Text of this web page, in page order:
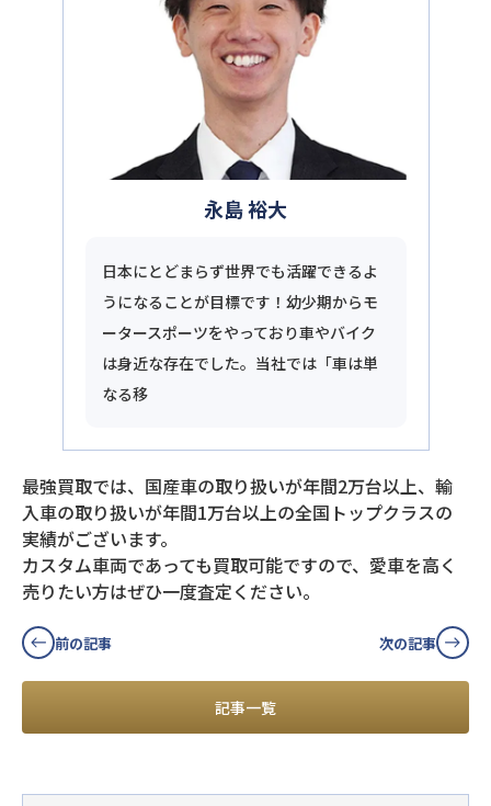
永島 裕大
日本にとどまらず世界でも活躍できるよ
うになることが目標です！幼少期からモ
ータースポーツをやっており車やバイク
は身近な存在でした。当社では「車は単
なる移
最強買取では、国産車の取り扱いが年間2万台以上、輸
入車の取り扱いが年間1万台以上の全国トップクラスの
実績がございます。
カスタム車両であっても買取可能ですので、愛車を高く
売りたい方はぜひ一度査定ください。
前の記事
記事一覧
次の記事